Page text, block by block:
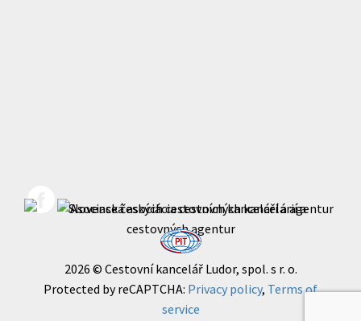
2026 © Cestovní kancelář Ludor, spol. s r. o.
Protected by reCAPTCHA: Privacy policy, Terms of
service